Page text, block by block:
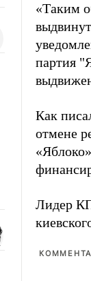
«Таким
партия
Как
отмене
Лидер